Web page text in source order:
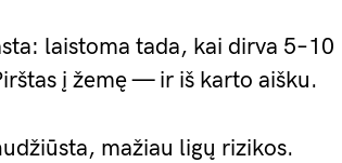
laistoma tada, kai dirva 5–10
į žemę — ir iš karto aišku.
mažiau ligų rizikos.